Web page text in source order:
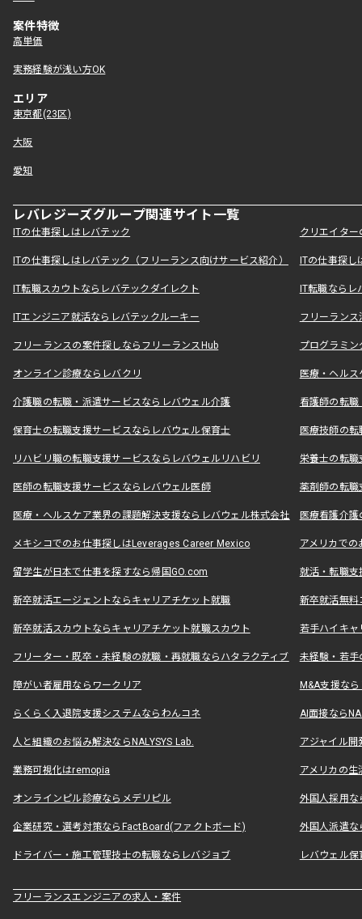
案件特徴
高単価
実務経験が浅い方OK
エリア
東京都(23区)
大阪
愛知
レバレジーズグループ関連サイト一覧
ITの仕事探しはレバテック クリエイタ
ITの仕事探しはレバテック（フリーランス向けサービス紹介） ITの仕事探
IT転職スカウトならレバテックダイレクト IT転職なら
ITエンジニア就活ならレバテックルーキー フリーラン
フリーランスの案件探しならフリーランスHub プログラミ
オンライン診療ならレバクリ 医療・ヘル
介護職の転職・派遣サービスならレバウェル介護 看護師の転
保育士の転職支援サービスならレバウェル保育士 医療技師の
リハビリ職の転職支援サービスならレバウェルリハビリ 栄養士の転
医師の転職支援サービスならレバウェル医師 薬剤師の転
医療・ヘルスケア業界の課題解決支援ならレバウェル株式会社 医療看護介
メキシコでのお仕事探しはLeverages Career Mexico アメリカで
留学生が日本で仕事を探すなら帰国GO.com 就活・転職
新卒就活エージェントならキャリアチケット就職 新卒就活無料
新卒就活スカウトならキャリアチケット就職スカウト 若手ハイキ
フリーター・既卒・未経験の就職・再就職ならハタラクティブ 未経験・若手
障がい者雇用ならワークリア M&A支援な
らくらく入退院支援システムならわんコネ AI面接なら
人と組織のお悩み解決ならNALYSYS Lab. アジャイル
業務可視化はremopia アメリカの
オンラインピル診療ならメデリピル 外国人採用
企業研究・選考対策ならFactBoard(ファクトボード) 外国人派遣な
ドライバー・施工管理技士の転職ならレバジョブ レバウェル
フリーランスエンジニアの求人・案件